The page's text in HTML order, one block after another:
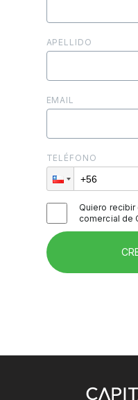
APELLIDO
EMAIL
TELÉFONO
Quiero
comercial de